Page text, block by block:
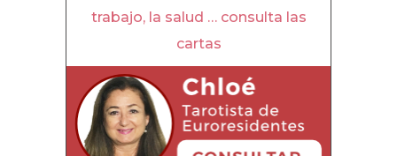
trabajo, la salud … consulta las
cartas